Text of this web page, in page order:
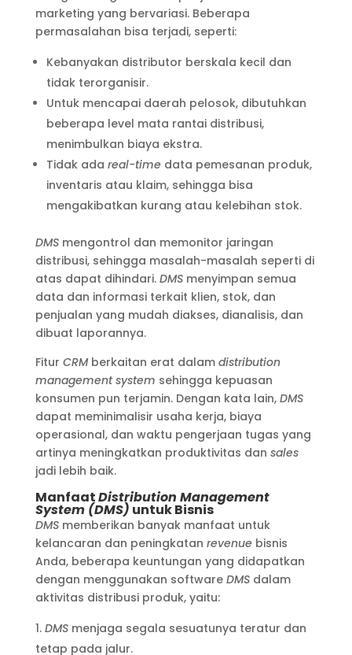
marketing yang bervariasi. Beberapa
permasalahan bisa terjadi, seperti:
Kebanyakan distributor berskala kecil dan
tidak terorganisir.
Untuk mencapai daerah pelosok, dibutuhkan
beberapa level mata rantai distribusi,
menimbulkan biaya ekstra.
Tidak ada real-time data pemesanan produk,
inventaris atau klaim, sehingga bisa
mengakibatkan kurang atau kelebihan stok.
DMSmengontrol dan memonitor jaringan
distribusi, sehingga masalah-masalah seperti di
atas dapat dihindari. DMSmenyimpan semua
data dan informasi terkait klien, stok, dan
penjualan yang mudah diakses, dianalisis, dan
dibuat laporannya.
Fitur CRMberkaitan erat dalam distribution
management system sehingga kepuasan
konsumen pun terjamin. Dengan kata lain, DMS
dapat meminimalisir usaha kerja, biaya
operasional, dan waktu pengerjaan tugas yang
artinya meningkatkan produktivitas dan sales
jadi lebih baik.
ManfaatDistribution Management
System (DMS) untuk Bisnis
DMS memberikan banyak manfaat untuk
kelancaran dan peningkatan revenue bisnis
Anda, beberapa keuntungan yang didapatkan
dengan menggunakan software DMSdalam
aktivitas distribusi produk, yaitu:
DMSmenjaga segala sesuatunya teratur dan
tetap pada jalur.